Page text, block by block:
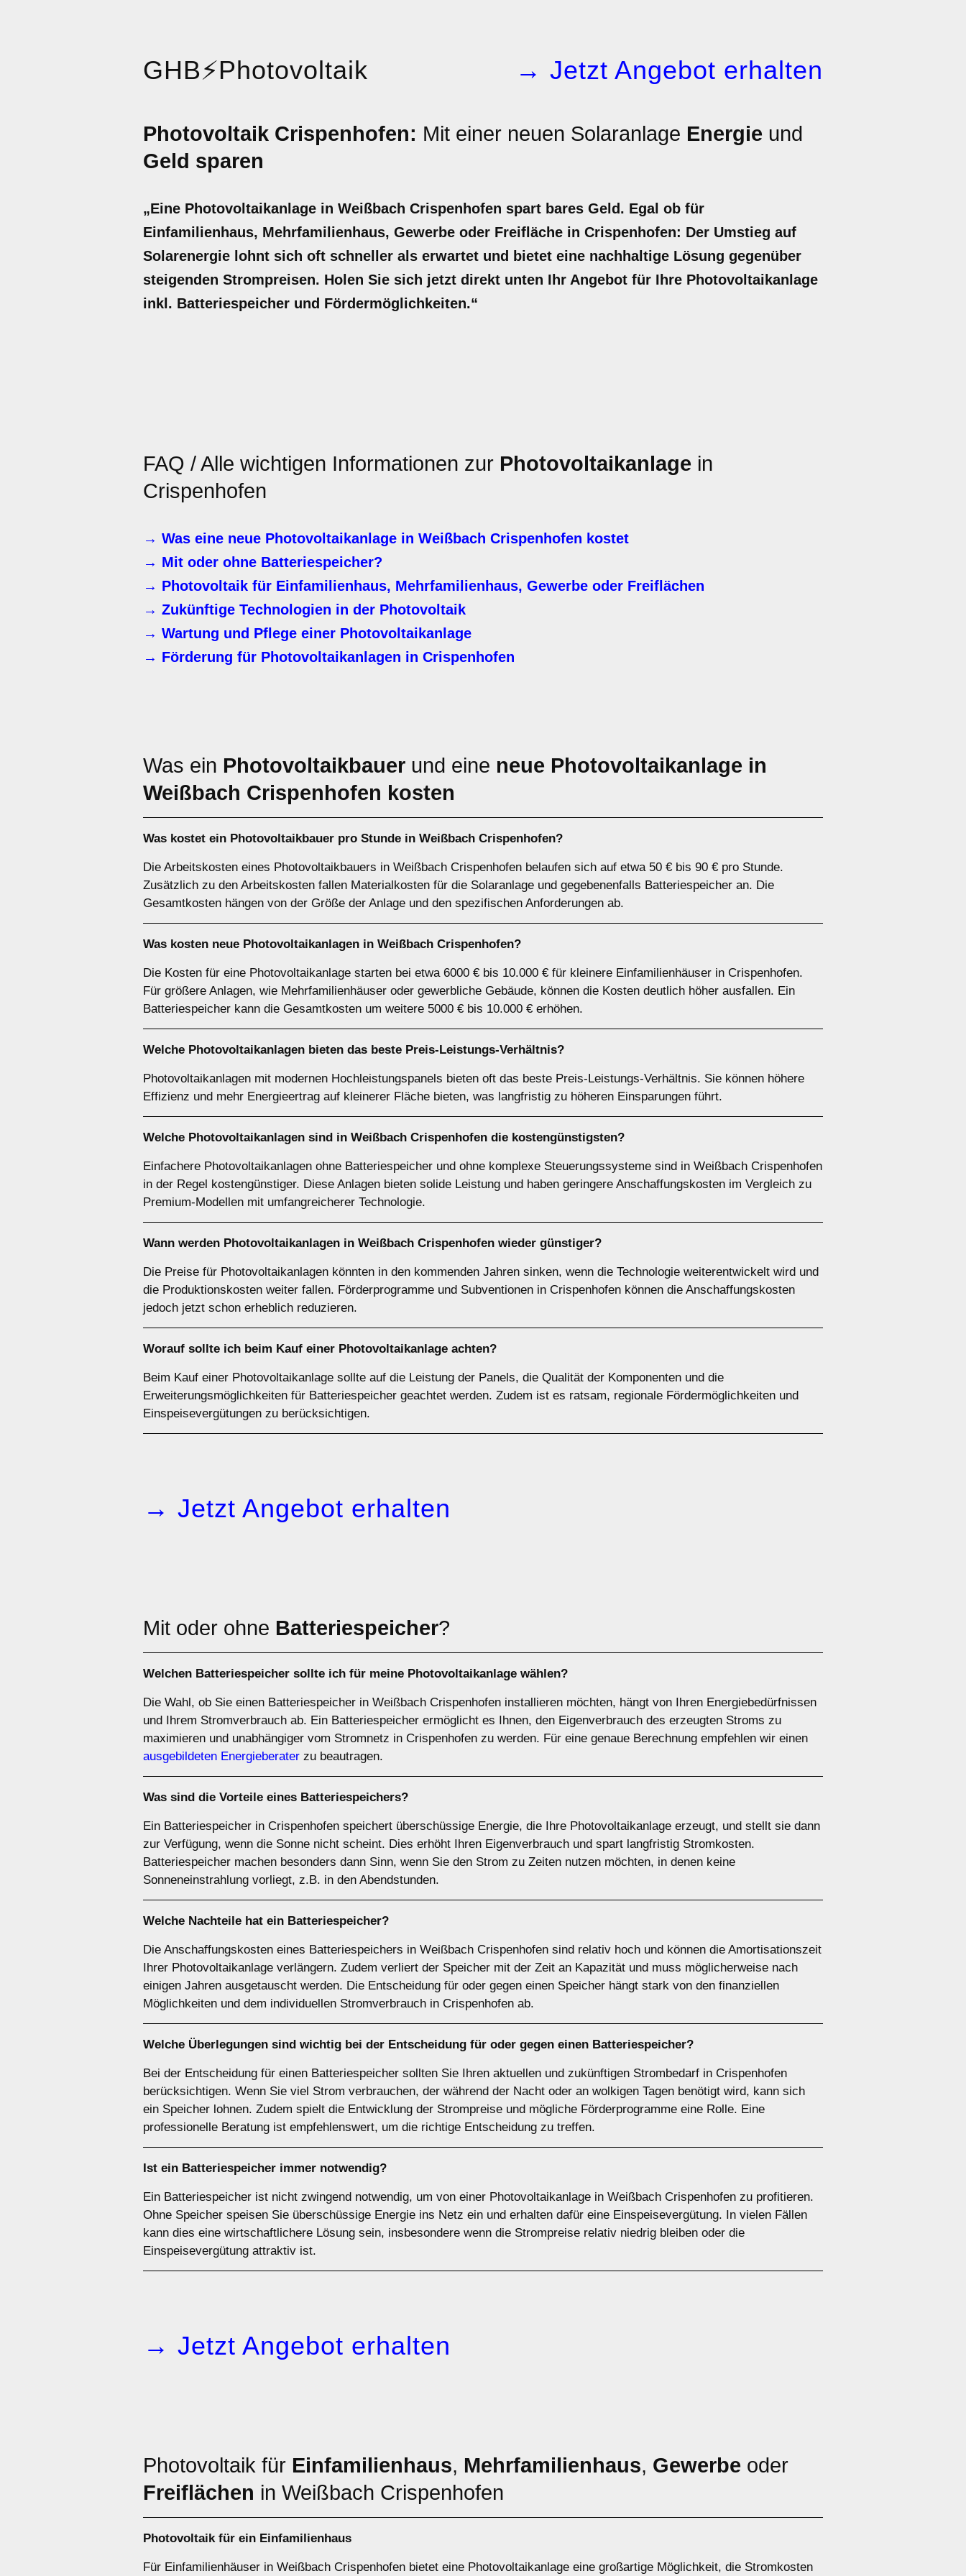
GHB⚡Photovoltaik → Jetzt Angebot erhalten
Photovoltaik Crispenhofen: Mit einer neuen Solaranlage Energie und
Geld sparen
„Eine Photovoltaikanlage in Weißbach Crispenhofen spart bares Geld. Egal ob für
Einfamilienhaus, Mehrfamilienhaus, Gewerbe oder Freifläche in Crispenhofen: Der Umstieg auf
Solarenergie lohnt sich oft schneller als erwartet und bietet eine nachhaltige Lösung gegenüber
steigenden Strompreisen. Holen Sie sich jetzt direkt unten Ihr Angebot für Ihre Photovoltaikanlage
inkl. Batteriespeicher und Fördermöglichkeiten.“
FAQ / Alle wichtigen Informationen zur Photovoltaikanlage in
Crispenhofen
→ Was eine neue Photovoltaikanlage in Weißbach Crispenhofen kostet
→ Mit oder ohne Batteriespeicher?
→ Photovoltaik für Einfamilienhaus, Mehrfamilienhaus, Gewerbe oder Freiflächen
→ Zukünftige Technologien in der Photovoltaik
→ Wartung und Pflege einer Photovoltaikanlage
→ Förderung für Photovoltaikanlagen in Crispenhofen
Was ein Photovoltaikbauer und eine neue Photovoltaikanlage in
Weißbach Crispenhofen kosten
Was kostet ein Photovoltaikbauer pro Stunde in Weißbach Crispenhofen?
Die Arbeitskosten eines Photovoltaikbauers in Weißbach Crispenhofen belaufen sich auf etwa 50 € bis 90 € pro Stunde.
Zusätzlich zu den Arbeitskosten fallen Materialkosten für die Solaranlage und gegebenenfalls Batteriespeicher an. Die
Gesamtkosten hängen von der Größe der Anlage und den spezifischen Anforderungen ab.
Was kosten neue Photovoltaikanlagen in Weißbach Crispenhofen?
Die Kosten für eine Photovoltaikanlage starten bei etwa 6000 € bis 10.000 € für kleinere Einfamilienhäuser in Crispenhofen.
Für größere Anlagen, wie Mehrfamilienhäuser oder gewerbliche Gebäude, können die Kosten deutlich höher ausfallen. Ein
Batteriespeicher kann die Gesamtkosten um weitere 5000 € bis 10.000 € erhöhen.
Welche Photovoltaikanlagen bieten das beste Preis-Leistungs-Verhältnis?
Photovoltaikanlagen mit modernen Hochleistungspanels bieten oft das beste Preis-Leistungs-Verhältnis. Sie können höhere
Effizienz und mehr Energieertrag auf kleinerer Fläche bieten, was langfristig zu höheren Einsparungen führt.
Welche Photovoltaikanlagen sind in Weißbach Crispenhofen die kostengünstigsten?
Einfachere Photovoltaikanlagen ohne Batteriespeicher und ohne komplexe Steuerungssysteme sind in Weißbach Crispenhofen
in der Regel kostengünstiger. Diese Anlagen bieten solide Leistung und haben geringere Anschaffungskosten im Vergleich zu
Premium-Modellen mit umfangreicherer Technologie.
Wann werden Photovoltaikanlagen in Weißbach Crispenhofen wieder günstiger?
Die Preise für Photovoltaikanlagen könnten in den kommenden Jahren sinken, wenn die Technologie weiterentwickelt wird und
die Produktionskosten weiter fallen. Förderprogramme und Subventionen in Crispenhofen können die Anschaffungskosten
jedoch jetzt schon erheblich reduzieren.
Worauf sollte ich beim Kauf einer Photovoltaikanlage achten?
Beim Kauf einer Photovoltaikanlage sollte auf die Leistung der Panels, die Qualität der Komponenten und die
Erweiterungsmöglichkeiten für Batteriespeicher geachtet werden. Zudem ist es ratsam, regionale Fördermöglichkeiten und
Einspeisevergütungen zu berücksichtigen.
→ Jetzt Angebot erhalten
Mit oder ohne Batteriespeicher?
Welchen Batteriespeicher sollte ich für meine Photovoltaikanlage wählen?
Die Wahl, ob Sie einen Batteriespeicher in Weißbach Crispenhofen installieren möchten, hängt von Ihren Energiebedürfnissen
und Ihrem Stromverbrauch ab. Ein Batteriespeicher ermöglicht es Ihnen, den Eigenverbrauch des erzeugten Stroms zu
maximieren und unabhängiger vom Stromnetz in Crispenhofen zu werden. Für eine genaue Berechnung empfehlen wir einen
ausgebildeten Energieberater zu beautragen.
Was sind die Vorteile eines Batteriespeichers?
Ein Batteriespeicher in Crispenhofen speichert überschüssige Energie, die Ihre Photovoltaikanlage erzeugt, und stellt sie dann
zur Verfügung, wenn die Sonne nicht scheint. Dies erhöht Ihren Eigenverbrauch und spart langfristig Stromkosten.
Batteriespeicher machen besonders dann Sinn, wenn Sie den Strom zu Zeiten nutzen möchten, in denen keine
Sonneneinstrahlung vorliegt, z.B. in den Abendstunden.
Welche Nachteile hat ein Batteriespeicher?
Die Anschaffungskosten eines Batteriespeichers in Weißbach Crispenhofen sind relativ hoch und können die Amortisationszeit
Ihrer Photovoltaikanlage verlängern. Zudem verliert der Speicher mit der Zeit an Kapazität und muss möglicherweise nach
einigen Jahren ausgetauscht werden. Die Entscheidung für oder gegen einen Speicher hängt stark von den finanziellen
Möglichkeiten und dem individuellen Stromverbrauch in Crispenhofen ab.
Welche Überlegungen sind wichtig bei der Entscheidung für oder gegen einen Batteriespeicher?
Bei der Entscheidung für einen Batteriespeicher sollten Sie Ihren aktuellen und zukünftigen Strombedarf in Crispenhofen
berücksichtigen. Wenn Sie viel Strom verbrauchen, der während der Nacht oder an wolkigen Tagen benötigt wird, kann sich
ein Speicher lohnen. Zudem spielt die Entwicklung der Strompreise und mögliche Förderprogramme eine Rolle. Eine
professionelle Beratung ist empfehlenswert, um die richtige Entscheidung zu treffen.
Ist ein Batteriespeicher immer notwendig?
Ein Batteriespeicher ist nicht zwingend notwendig, um von einer Photovoltaikanlage in Weißbach Crispenhofen zu profitieren.
Ohne Speicher speisen Sie überschüssige Energie ins Netz ein und erhalten dafür eine Einspeisevergütung. In vielen Fällen
kann dies eine wirtschaftlichere Lösung sein, insbesondere wenn die Strompreise relativ niedrig bleiben oder die
Einspeisevergütung attraktiv ist.
→ Jetzt Angebot erhalten
Photovoltaik für Einfamilienhaus, Mehrfamilienhaus, Gewerbe oder
Freiflächen in Weißbach Crispenhofen
Photovoltaik für ein Einfamilienhaus
Für Einfamilienhäuser in Weißbach Crispenhofen bietet eine Photovoltaikanlage eine großartige Möglichkeit, die Stromkosten